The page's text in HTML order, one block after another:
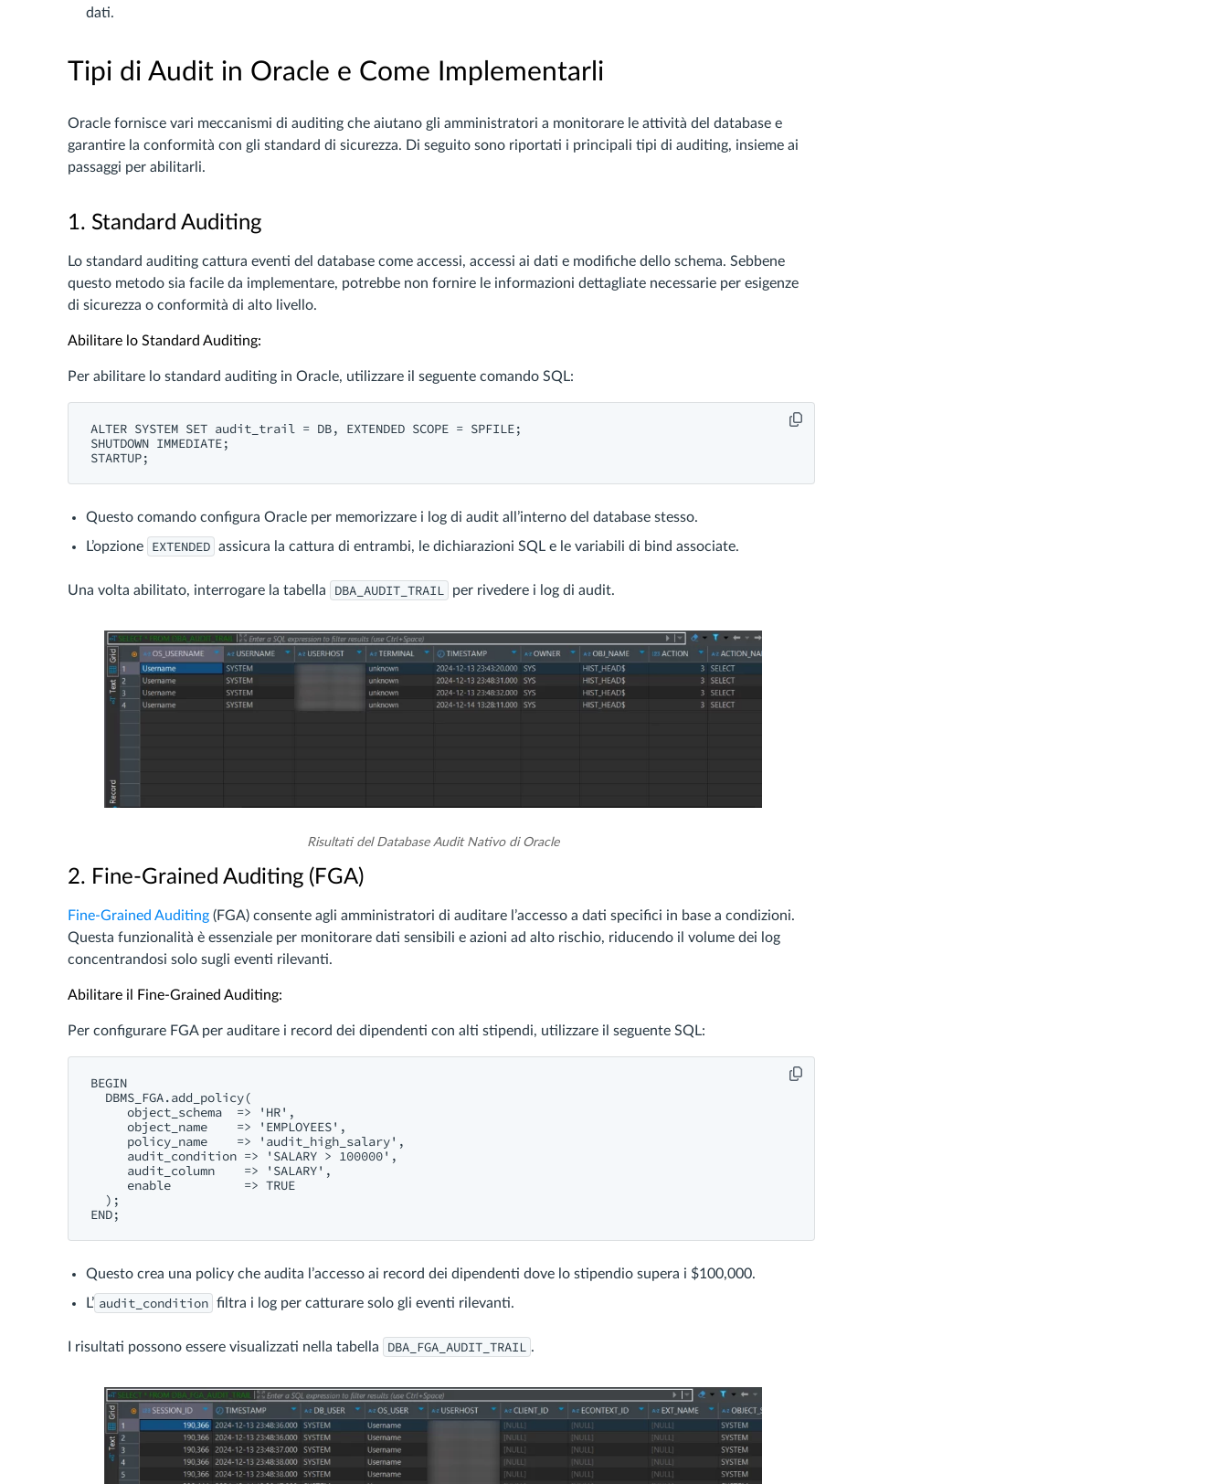
dati.
Tipi di Audit in Oracle e Come Implementarli
Oracle fornisce vari meccanismi di auditing che aiutano gli amministratori a monitorare le attività del database e
garantire la conformità con gli standard di sicurezza. Di seguito sono riportati i principali tipi di auditing, insieme ai
passaggi per abilitarli.
1. Standard Auditing
Lo standard auditing cattura eventi del database come accessi, accessi ai dati e modifiche dello schema. Sebbene
questo metodo sia facile da implementare, potrebbe non fornire le informazioni dettagliate necessarie per esigenze
di sicurezza o conformità di alto livello.
Abilitare lo Standard Auditing:
Per abilitare lo standard auditing in Oracle, utilizzare il seguente comando SQL:
ALTER SYSTEM SET audit_trail = DB, EXTENDED SCOPE = SPFILE;
SHUTDOWN IMMEDIATE;
STARTUP;
Questo comando configura Oracle per memorizzare i log di audit all’interno del database stesso.
L’opzione
EXTENDED assicura la cattura di entrambi, le dichiarazioni SQL e le variabili di bind associate.
Una volta abilitato, interrogare la tabella DBA_AUDIT_TRAIL per rivedere i log di audit.
Risultati del Database Audit Nativo di Oracle
2. Fine-Grained Auditing (FGA)
Fine-Grained Auditing (FGA) consente agli amministratori di auditare l’accesso a dati specifici in base a condizioni.
Questa funzionalità è essenziale per monitorare dati sensibili e azioni ad alto rischio, riducendo il volume dei log
concentrandosi solo sugli eventi rilevanti.
Abilitare il Fine-Grained Auditing:
Per configurare FGA per auditare i record dei dipendenti con alti stipendi, utilizzare il seguente SQL:
BEGIN
  DBMS_FGA.add_policy(
     object_schema  => 'HR',
     object_name    => 'EMPLOYEES',
     policy_name    => 'audit_high_salary',
     audit_condition => 'SALARY > 100000',
     audit_column    => 'SALARY',
     enable          => TRUE
  );
END;
Questo crea una policy che audita l’accesso ai record dei dipendenti dove lo stipendio supera i $100,000.
L’ audit_condition filtra i log per catturare solo gli eventi rilevanti.
I risultati possono essere visualizzati nella tabella DBA_FGA_AUDIT_TRAIL .